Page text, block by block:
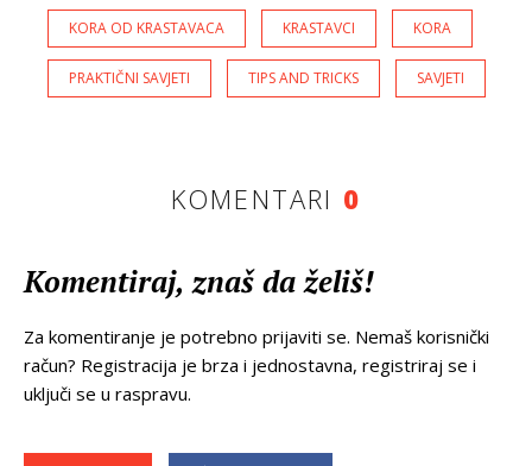
KORA OD KRASTAVACA KRASTAVCI KORA
PRAKTIČNI SAVJETI TIPS AND TRICKS SAVJETI
KOMENTARI 0
Komentiraj, znaš da želiš!
Za komentiranje je potrebno prijaviti se. Nemaš korisnički
račun? Registracija je brza i jednostavna, registriraj se i
uključi se u raspravu.